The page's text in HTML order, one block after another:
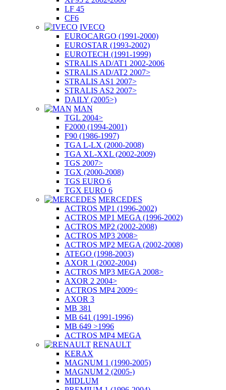
LF 45
CF6
IVECO
EUROCARGO (1991-2000)
EUROSTAR (1993-2002)
EUROTECH (1991-1999)
STRALIS AD/AT1 2002-2006
STRALIS AD/AT2 2007>
STRALIS AS1 2007>
STRALIS AS2 2007>
DAILY (2005>)
MAN
TGL 2004>
F2000 (1994-2001)
F90 (1986-1997)
TGA L-LX (2000-2008)
TGA XL-XXL (2002-2009)
TGS 2007>
TGX (2000-2008)
TGS EURO 6
TGX EURO 6
MERCEDES
ACTROS MP1 (1996-2002)
ACTROS MP1 MEGA (1996-2002)
ACTROS MP2 (2002-2008)
ACTROS MP3 2008>
ACTROS MP2 MEGA (2002-2008)
ATEGO (1998-2003)
AXOR 1 (2002-2004)
ACTROS MP3 MEGA 2008>
AXOR 2 2004>
ACTROS MP4 2009<
AXOR 3
MB 381
MB 641 (1991-1996)
MB 649 >1996
ACTROS MP4 MEGA
RENAULT
KERAX
MAGNUM 1 (1990-2005)
MAGNUM 2 (2005-)
MIDLUM